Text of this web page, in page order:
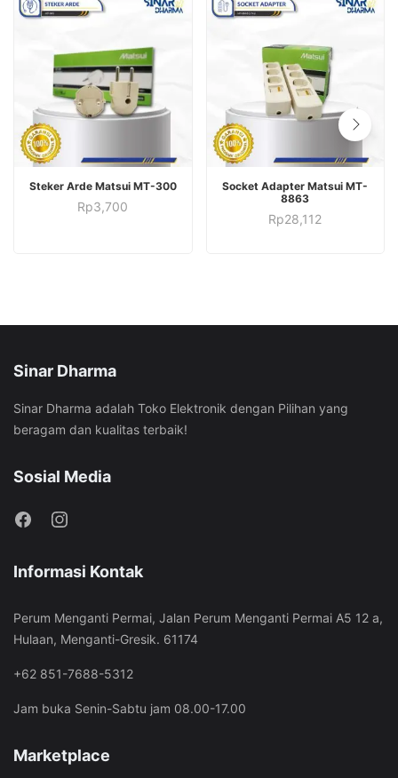
ADD TO CART
Steker Arde Matsui MT-300
Rp3,700
ADD TO CART
Socket Adapter Matsui MT-
8863
Rp28,112
Sinar Dharma
Sinar Dharma adalah Toko Elektronik dengan Pilihan yang
beragam dan kualitas terbaik!
Sosial Media
Informasi Kontak
Perum Menganti Permai, Jalan Perum Menganti Permai A5 12 a,
Hulaan, Menganti-Gresik. 61174
+62 851-7688-5312
Jam buka Senin-Sabtu jam 08.00-17.00
Marketplace